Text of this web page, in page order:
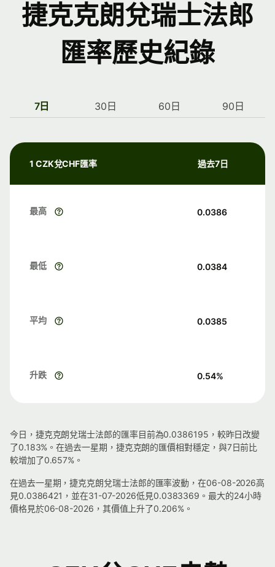
捷克克朗兌瑞士法郎
匯率歷史紀錄
7日 30日 60日 90日
1 CZK兌CHF匯率 過去7日
最高 0.0386
最低 0.0384
平均 0.0385
升跌 0.54%
今日，捷克克朗兌瑞士法郎的匯率目前為0.0386195，較昨日改變
了0.183%。在過去一星期，捷克克朗的匯價相對穩定，與7日前比
較增加了0.657%。
在過去一星期，捷克克朗兌瑞士法郎的匯率波動，在06-08-2026高
見0.0386421，並在31-07-2026低見0.0383369。最大的24小時
價格見於06-08-2026，其價值上升了0.206%。